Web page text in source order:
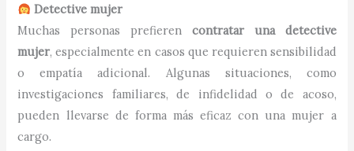
Detective mujer
Muchas personas prefieren contratar una detective
mujer, especialmente en casos que requieren sensibilidad
o empatía adicional. Algunas situaciones, como
investigaciones familiares, de infidelidad o de acoso,
pueden llevarse de forma más eficaz con una mujer a
cargo.